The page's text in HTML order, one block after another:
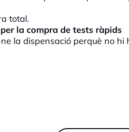
total.
la compra de tests ràpids
la dispensació perquè no hi